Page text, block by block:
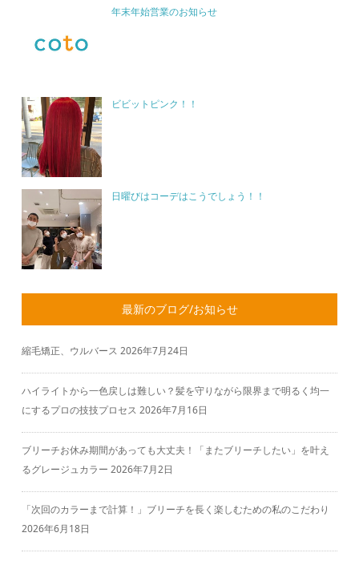
年末年始営業のお知らせ
ビビットピンク！！
日曜びはコーデはこうでしょう！！
最新のブログ/お知らせ
縮毛矯正、ウルバース 2026年7月24日
ハイライトから一色戻しは難しい？髪を守りながら限界まで明るく均一
にするプロの技技プロセス 2026年7月16日
ブリーチお休み期間があっても大丈夫！「またブリーチしたい」を叶え
るグレージュカラー 2026年7月2日
「次回のカラーまで計算！」ブリーチを長く楽しむための私のこだわり
2026年6月18日